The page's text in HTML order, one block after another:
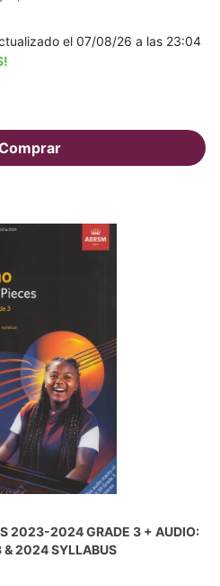
el 07/08/26 a las 23:04
2023-2024 GRADE 3 + AUDIO:
& 2024 SYLLABUS